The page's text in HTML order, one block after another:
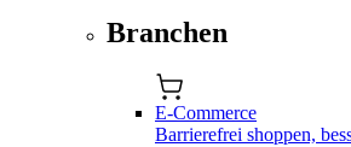
Branchen
E-Commerce
Barrierefrei shoppen,